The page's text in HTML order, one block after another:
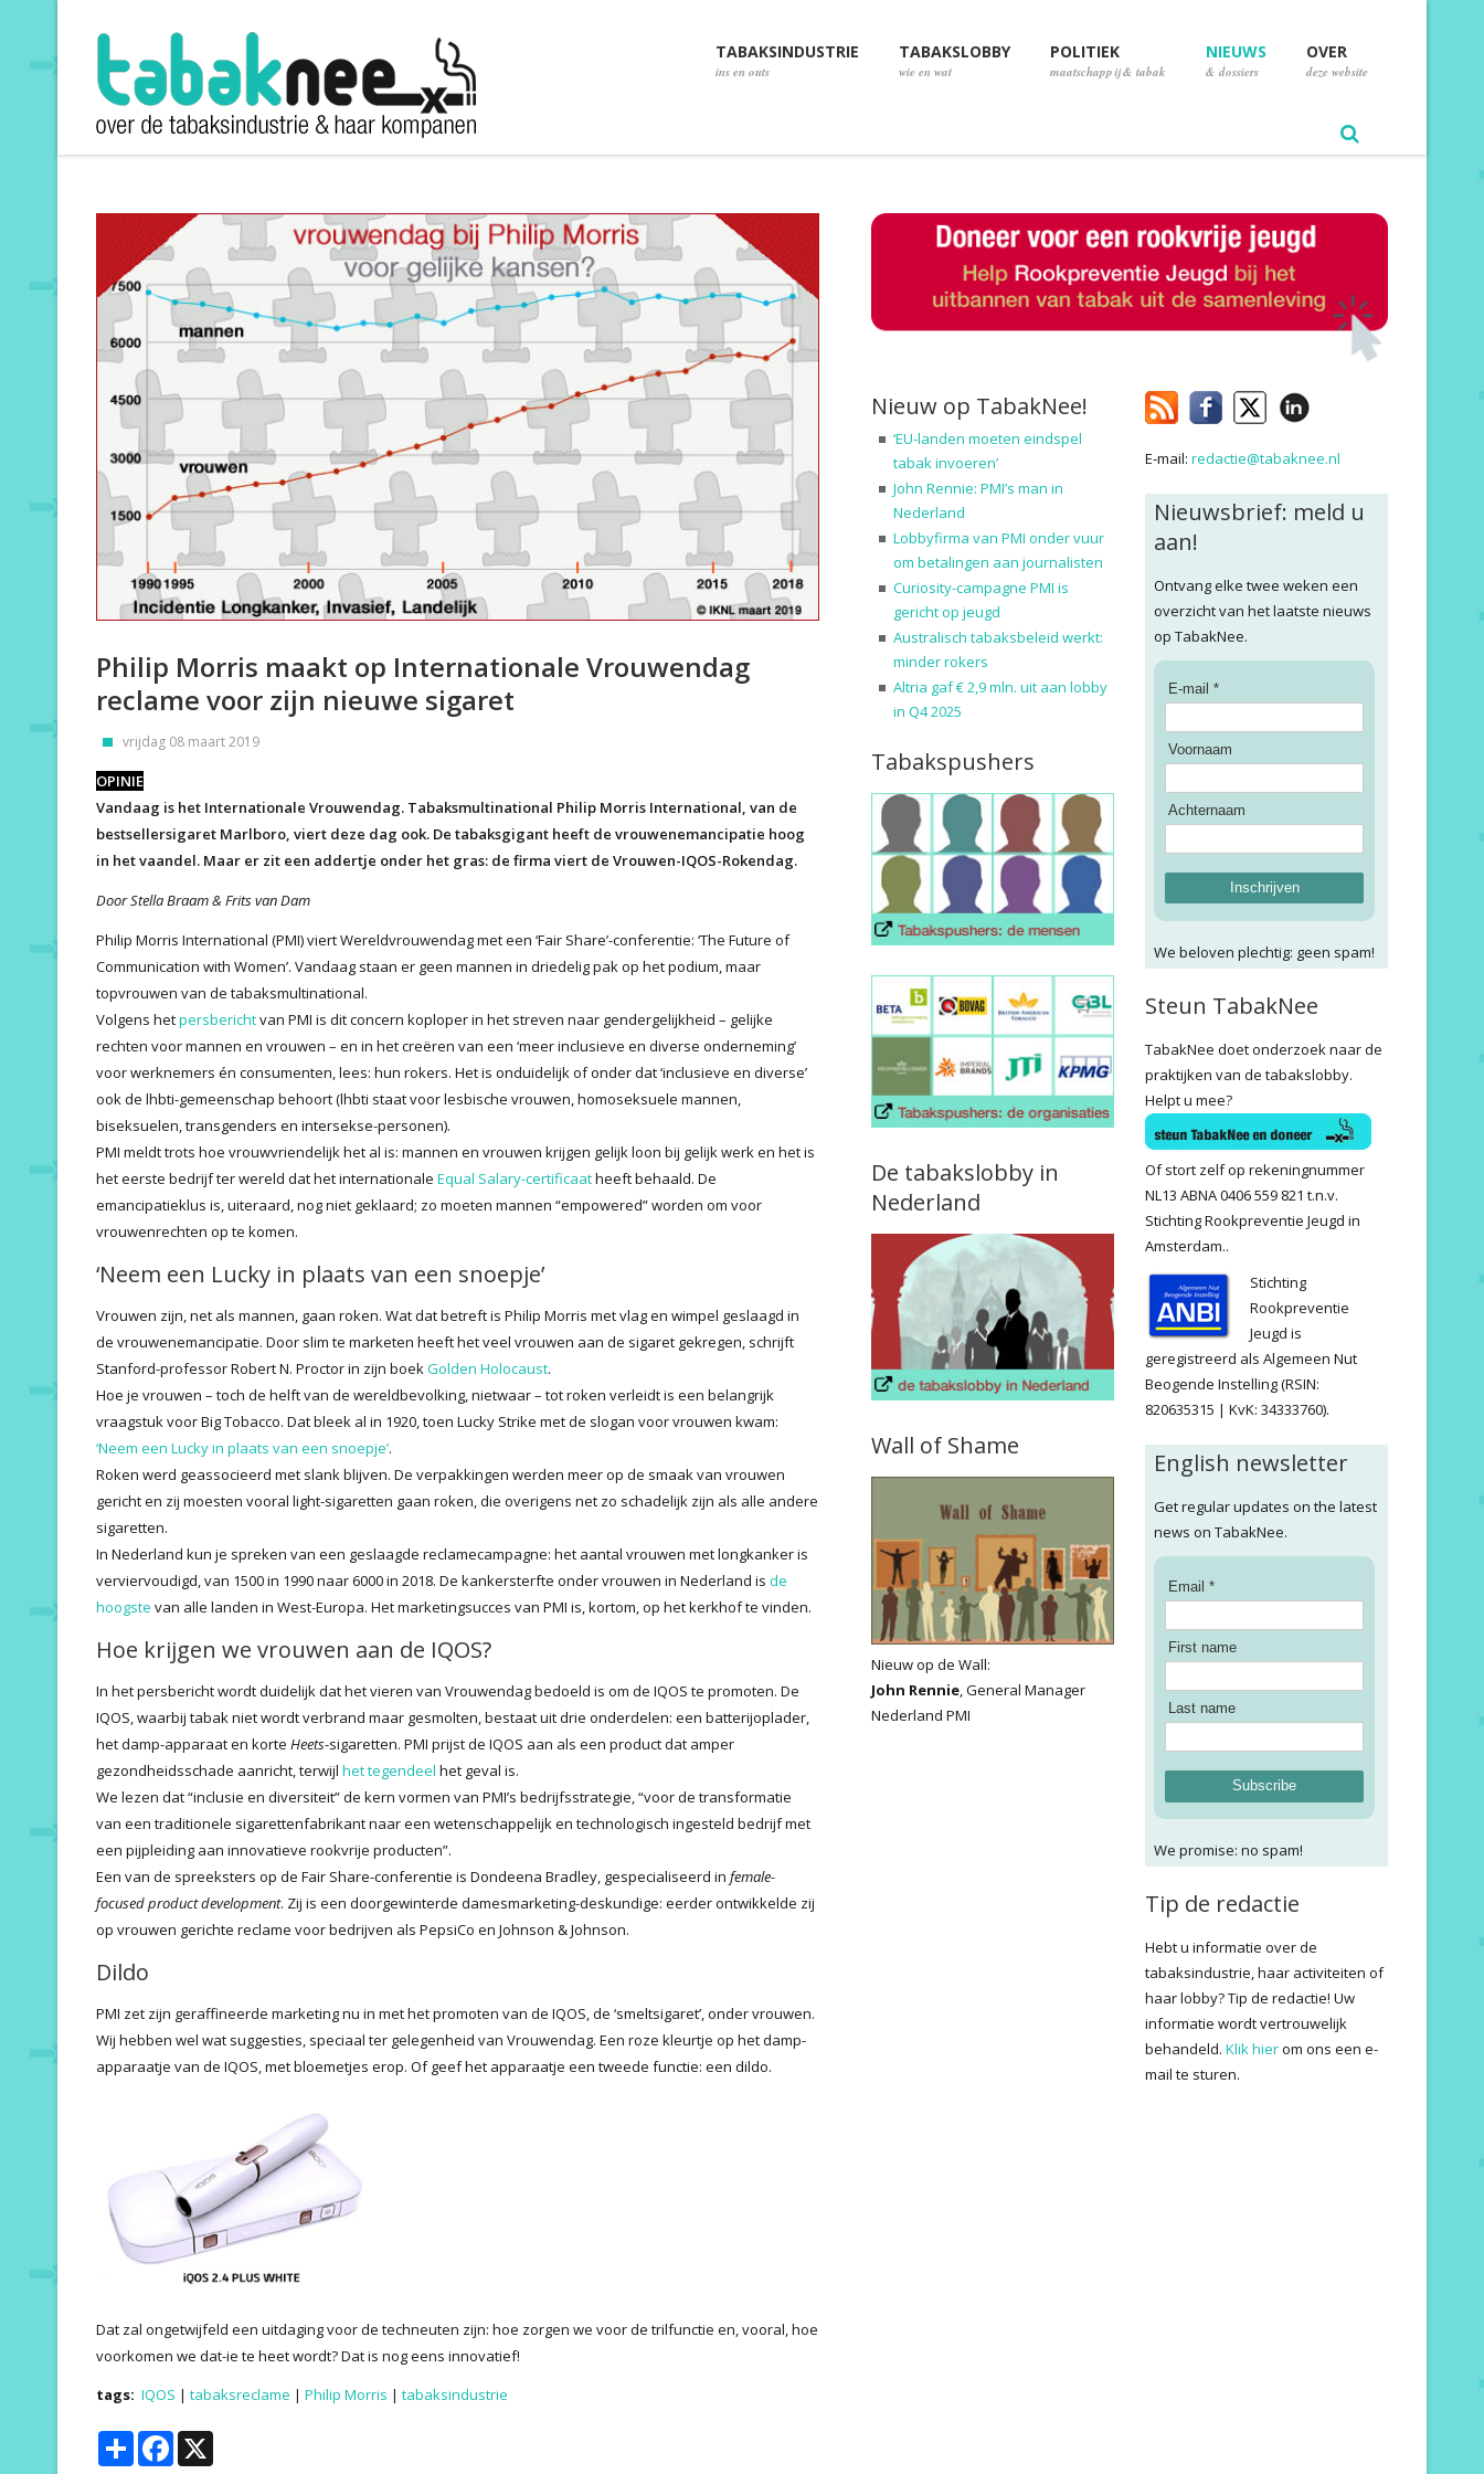
TABAKSINDUSTRIE
ins en outs
TABAKSLOBBY
wie en wat
POLITIEK
maatschappij & tabak
NIEUWS
& dossiers
OVER
deze website
Philip Morris maakt op Internationale Vrouwendag
reclame voor zijn nieuwe sigaret
vrijdag 08 maart 2019
OPINIE
Vandaag is het Internationale Vrouwendag. Tabaksmultinational Philip Morris International, van de
bestsellersigaret Marlboro, viert deze dag ook. De tabaksgigant heeft de vrouwenemancipatie hoog
in het vaandel. Maar er zit een addertje onder het gras: de firma viert de Vrouwen-IQOS-Rokendag.
Door Stella Braam & Frits van Dam
Philip Morris International (PMI) viert Wereldvrouwendag met een ‘Fair Share’-conferentie: ‘The Future of
Communication with Women’. Vandaag staan er geen mannen in driedelig pak op het podium, maar
topvrouwen van de tabaksmultinational.
Volgens hetpersberichtvan PMI is dit concern koploper in het streven naar gendergelijkheid – gelijke
rechten voor mannen en vrouwen – en in het creëren van een ‘meer inclusieve en diverse onderneming’
voor werknemers én consumenten, lees: hun rokers. Het is onduidelijk of onder dat ‘inclusieve en diverse’
ook de lhbti-gemeenschap behoort (lhbti staat voor lesbische vrouwen, homoseksuele mannen,
biseksuelen, transgenders en intersekse-personen).
PMI meldt trots hoe vrouwvriendelijk het al is: mannen en vrouwen krijgen gelijk loon bij gelijk werk en het is
het eerste bedrijf ter wereld dat het internationale Equal Salary-certificaatheeft behaald. De
emancipatieklus is, uiteraard, nog niet geklaard; zo moeten mannen “empowered” worden om voor
vrouwenrechten op te komen.
‘Neem een Lucky in plaats van een snoepje’
Vrouwen zijn, net als mannen, gaan roken. Wat dat betreft is Philip Morris met vlag en wimpel geslaagd in
de vrouwenemancipatie. Door slim te marketen heeft het veel vrouwen aan de sigaret gekregen, schrijft
Stanford-professor Robert N. Proctor in zijn boekGolden Holocaust.
Hoe je vrouwen – toch de helft van de wereldbevolking, nietwaar – tot roken verleidt is een belangrijk
vraagstuk voor Big Tobacco. Dat bleek al in 1920, toen Lucky Strike met de slogan voor vrouwen kwam:
‘Neem een Lucky in plaats van een snoepje’.
Roken werd geassocieerd met slank blijven. De verpakkingen werden meer op de smaak van vrouwen
gericht en zij moesten vooral light-sigaretten gaan roken, die overigens net zo schadelijk zijn als alle andere
sigaretten.
In Nederland kun je spreken van een geslaagde reclamecampagne: het aantal vrouwen met longkanker is
verviervoudigd, van 1500 in 1990 naar 6000 in 2018. De kankersterfte onder vrouwen in Nederland is de
hoogste van alle landen in West-Europa. Het marketingsucces van PMI is, kortom, op het kerkhof te vinden.
Hoe krijgen we vrouwen aan de IQOS?
In het persbericht wordt duidelijk dat het vieren van Vrouwendag bedoeld is om de IQOS te promoten. De
IQOS, waarbij tabak niet wordt verbrand maar gesmolten, bestaat uit drie onderdelen: een batterijoplader,
het damp-apparaat en korte Heets-sigaretten. PMI prijst de IQOS aan als een product dat amper
gezondheidsschade aanricht, terwijl het tegendeel het geval is.
We lezen dat “inclusie en diversiteit” de kern vormen van PMI’s bedrijfsstrategie, “voor de transformatie
van een traditionele sigarettenfabrikant naar een wetenschappelijk en technologisch ingesteld bedrijf met
een pijpleiding aan innovatieve rookvrije producten”.
Een van de spreeksters op de Fair Share-conferentie is Dondeena Bradley, gespecialiseerd in female-
focused product development. Zij is een doorgewinterde damesmarketing-deskundige: eerder ontwikkelde zij
op vrouwen gerichte reclame voor bedrijven als PepsiCo en Johnson & Johnson.
Dildo
PMI zet zijn geraffineerde marketing nu in met het promoten van de IQOS, de ‘smeltsigaret’, onder vrouwen.
Wij hebben wel wat suggesties, speciaal ter gelegenheid van Vrouwendag. Een roze kleurtje op het damp-
apparaatje van de IQOS, met bloemetjes erop. Of geef het apparaatje een tweede functie: een dildo.
Dat zal ongetwijfeld een uitdaging voor de techneuten zijn: hoe zorgen we voor de trilfunctie en, vooral, hoe
voorkomen we dat-ie te heet wordt? Dat is nog eens innovatief!
tags: IQOS | tabaksreclame | Philip Morris | tabaksindustrie
Share Facebook
Nieuw op TabakNee!
‘EU-landen moeten eindspel
tabak invoeren’
John Rennie: PMI’s man in
Nederland
Lobbyfirma van PMI onder vuur
om betalingen aan journalisten
Curiosity-campagne PMI is
gericht op jeugd
Australisch tabaksbeleid werkt:
minder rokers
Altria gaf € 2,9 mln. uit aan lobby
in Q4 2025
Tabakspushers
De tabakslobby in
Nederland
Wall of Shame
Nieuw op de Wall:
John Rennie, General Manager
Nederland PMI
E-mail:redactie@tabaknee.nl
Nieuwsbrief: meld u
aan!
Ontvang elke twee weken een
overzicht van het laatste nieuws
op TabakNee.
E-mail *
Voornaam
Achternaam
Inschrijven
We beloven plechtig: geen spam!
Steun TabakNee
TabakNee doet onderzoek naar de
praktijken van de tabakslobby.
Helpt u mee?
Of stort zelf op rekeningnummer
NL13 ABNA 0406 559 821 t.n.v.
Stichting Rookpreventie Jeugd in
Amsterdam..
Stichting
Rookpreventie
Jeugd is
geregistreerd als Algemeen Nut
Beogende Instelling (RSIN:
820635315 | KvK: 34333760).
English newsletter
Get regular updates on the latest
news on TabakNee.
Email *
First name
Last name
Subscribe
We promise: no spam!
Tip de redactie
Hebt u informatie over de
tabaksindustrie, haar activiteiten of
haar lobby? Tip de redactie! Uw
informatie wordt vertrouwelijk
behandeld.Klik hierom ons een e-
mail te sturen.